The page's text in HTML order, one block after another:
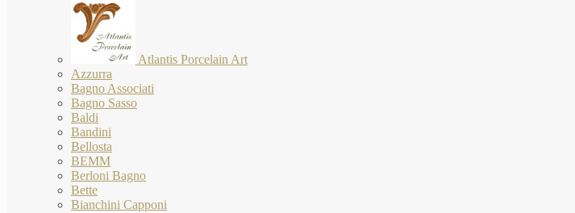
Atlantis Porcelain Art
Azzurra
Bagno Associati
Bagno Sasso
Baldi
Bandini
Bellosta
BEMM
Berloni Bagno
Bette
Bianchini Capponi